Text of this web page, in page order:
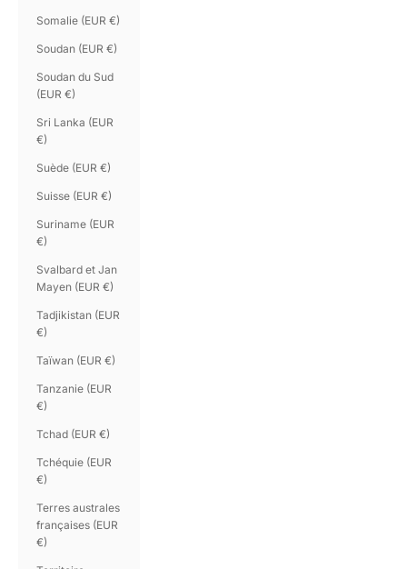
Somalie (EUR €)
Soudan (EUR €)
Soudan du Sud
(EUR €)
Sri Lanka (EUR
€)
Suède (EUR €)
Suisse (EUR €)
Suriname (EUR
€)
Svalbard et Jan
Mayen (EUR €)
Tadjikistan (EUR
€)
Taïwan (EUR €)
Tanzanie (EUR
€)
Tchad (EUR €)
Tchéquie (EUR
€)
Terres australes
françaises (EUR
€)